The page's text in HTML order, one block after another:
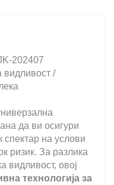
202407
видливост /
да ви осигури
на услови
ризик. За разлика
видливост, овој
технологија за